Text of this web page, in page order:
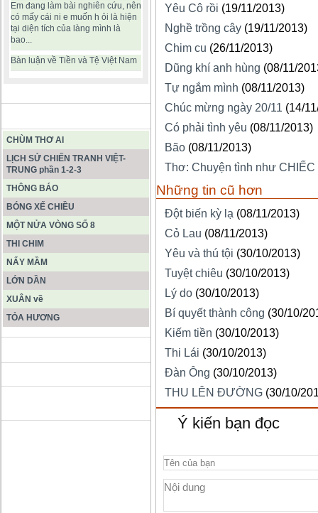
Em đang làm bài nghiên cứu, nên
có mấy cái ni e muốn h ỏi là hiện
tại diện tích của làng mình là
bao...
Bàn luận về Tiền và Tệ Việt Nam
CHÙM THƠ AI
LỊCH SỬ CHIẾN TRANH VIỆT-
TRUNG phần 1-2-3
THÔNG BÁO
BÓNG XẾ CHIỀU
MỘT NỬA VÒNG SỐ 8
THI CHIM
NẨY MẦM
LỚN DẦN
XUÂN về
TỎA HƯƠNG
Yêu Cô rồi (19/11/2013)
Nghề trồng cây (19/11/2013)
Chim cu (26/11/2013)
Dũng khí anh hùng (08/11/
Tự ngắm mình (08/11/2013)
Chúc mừng ngày 20/11 (14/
Có phải tình yêu (08/11/2013)
Bão (08/11/2013)
Thơ: Chuyện tình như CHIẾC
Những tin cũ hơn
Đột biến kỳ lạ (08/11/2013)
Cỏ Lau (08/11/2013)
Yêu và thú tội (30/10/2013)
Tuyệt chiêu (30/10/2013)
Lý do (30/10/2013)
Bí quyết thành công (30/10/
Kiếm tiền (30/10/2013)
Thi Lái (30/10/2013)
Đàn Ông (30/10/2013)
THU LÊN ĐƯỜNG (30/10/
Ý kiến bạn đọc